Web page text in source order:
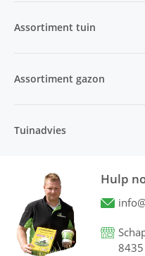
Hulp
Assortiment tuin
Assortiment gazon
Tuinadvies